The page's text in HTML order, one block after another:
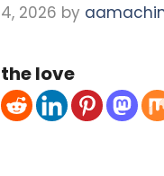
2026 by
love